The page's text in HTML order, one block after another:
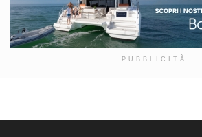
PUBBLICITÀ